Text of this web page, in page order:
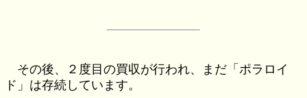
その後、２度目の買収が行われ、まだ「ポラロイ
ド」は存続しています。